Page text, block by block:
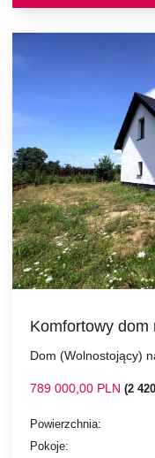
Komfortowy dom
Dom (Wolnostojący)
789 000,00 PLN (2
Powierzchnia:
Pokoje: